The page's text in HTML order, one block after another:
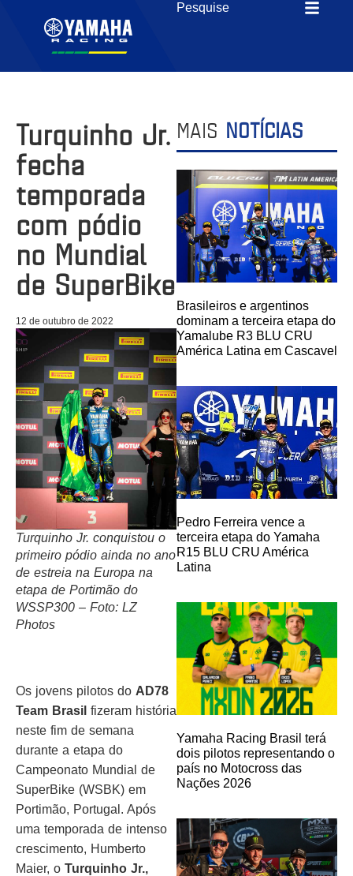
Turquinho Jr.
fecha
temporada
com pódio
no Mundial
de SuperBike
12 de outubro de 2022
Turquinho Jr. conquistou o
primeiro pódio ainda no ano
de estreia na Europa na
etapa de Portimão do
WSSP300 – Foto: LZ
Photos
Os jovens pilotos do AD78
Team Brasil fizeram história
neste fim de semana
durante a etapa do
Campeonato Mundial de
SuperBike (WSBK) em
Portimão, Portugal. Após
uma temporada de intenso
crescimento, Humberto
Maier, o Turquinho Jr.,
MAIS NOTÍCIAS
Brasileiros e argentinos
dominam a terceira etapa do
Yamalube R3 BLU CRU
América Latina em Cascavel
Pedro Ferreira vence a
terceira etapa do Yamaha
R15 BLU CRU América
Latina
Yamaha Racing Brasil terá
dois pilotos representando o
país no Motocross das
Nações 2026